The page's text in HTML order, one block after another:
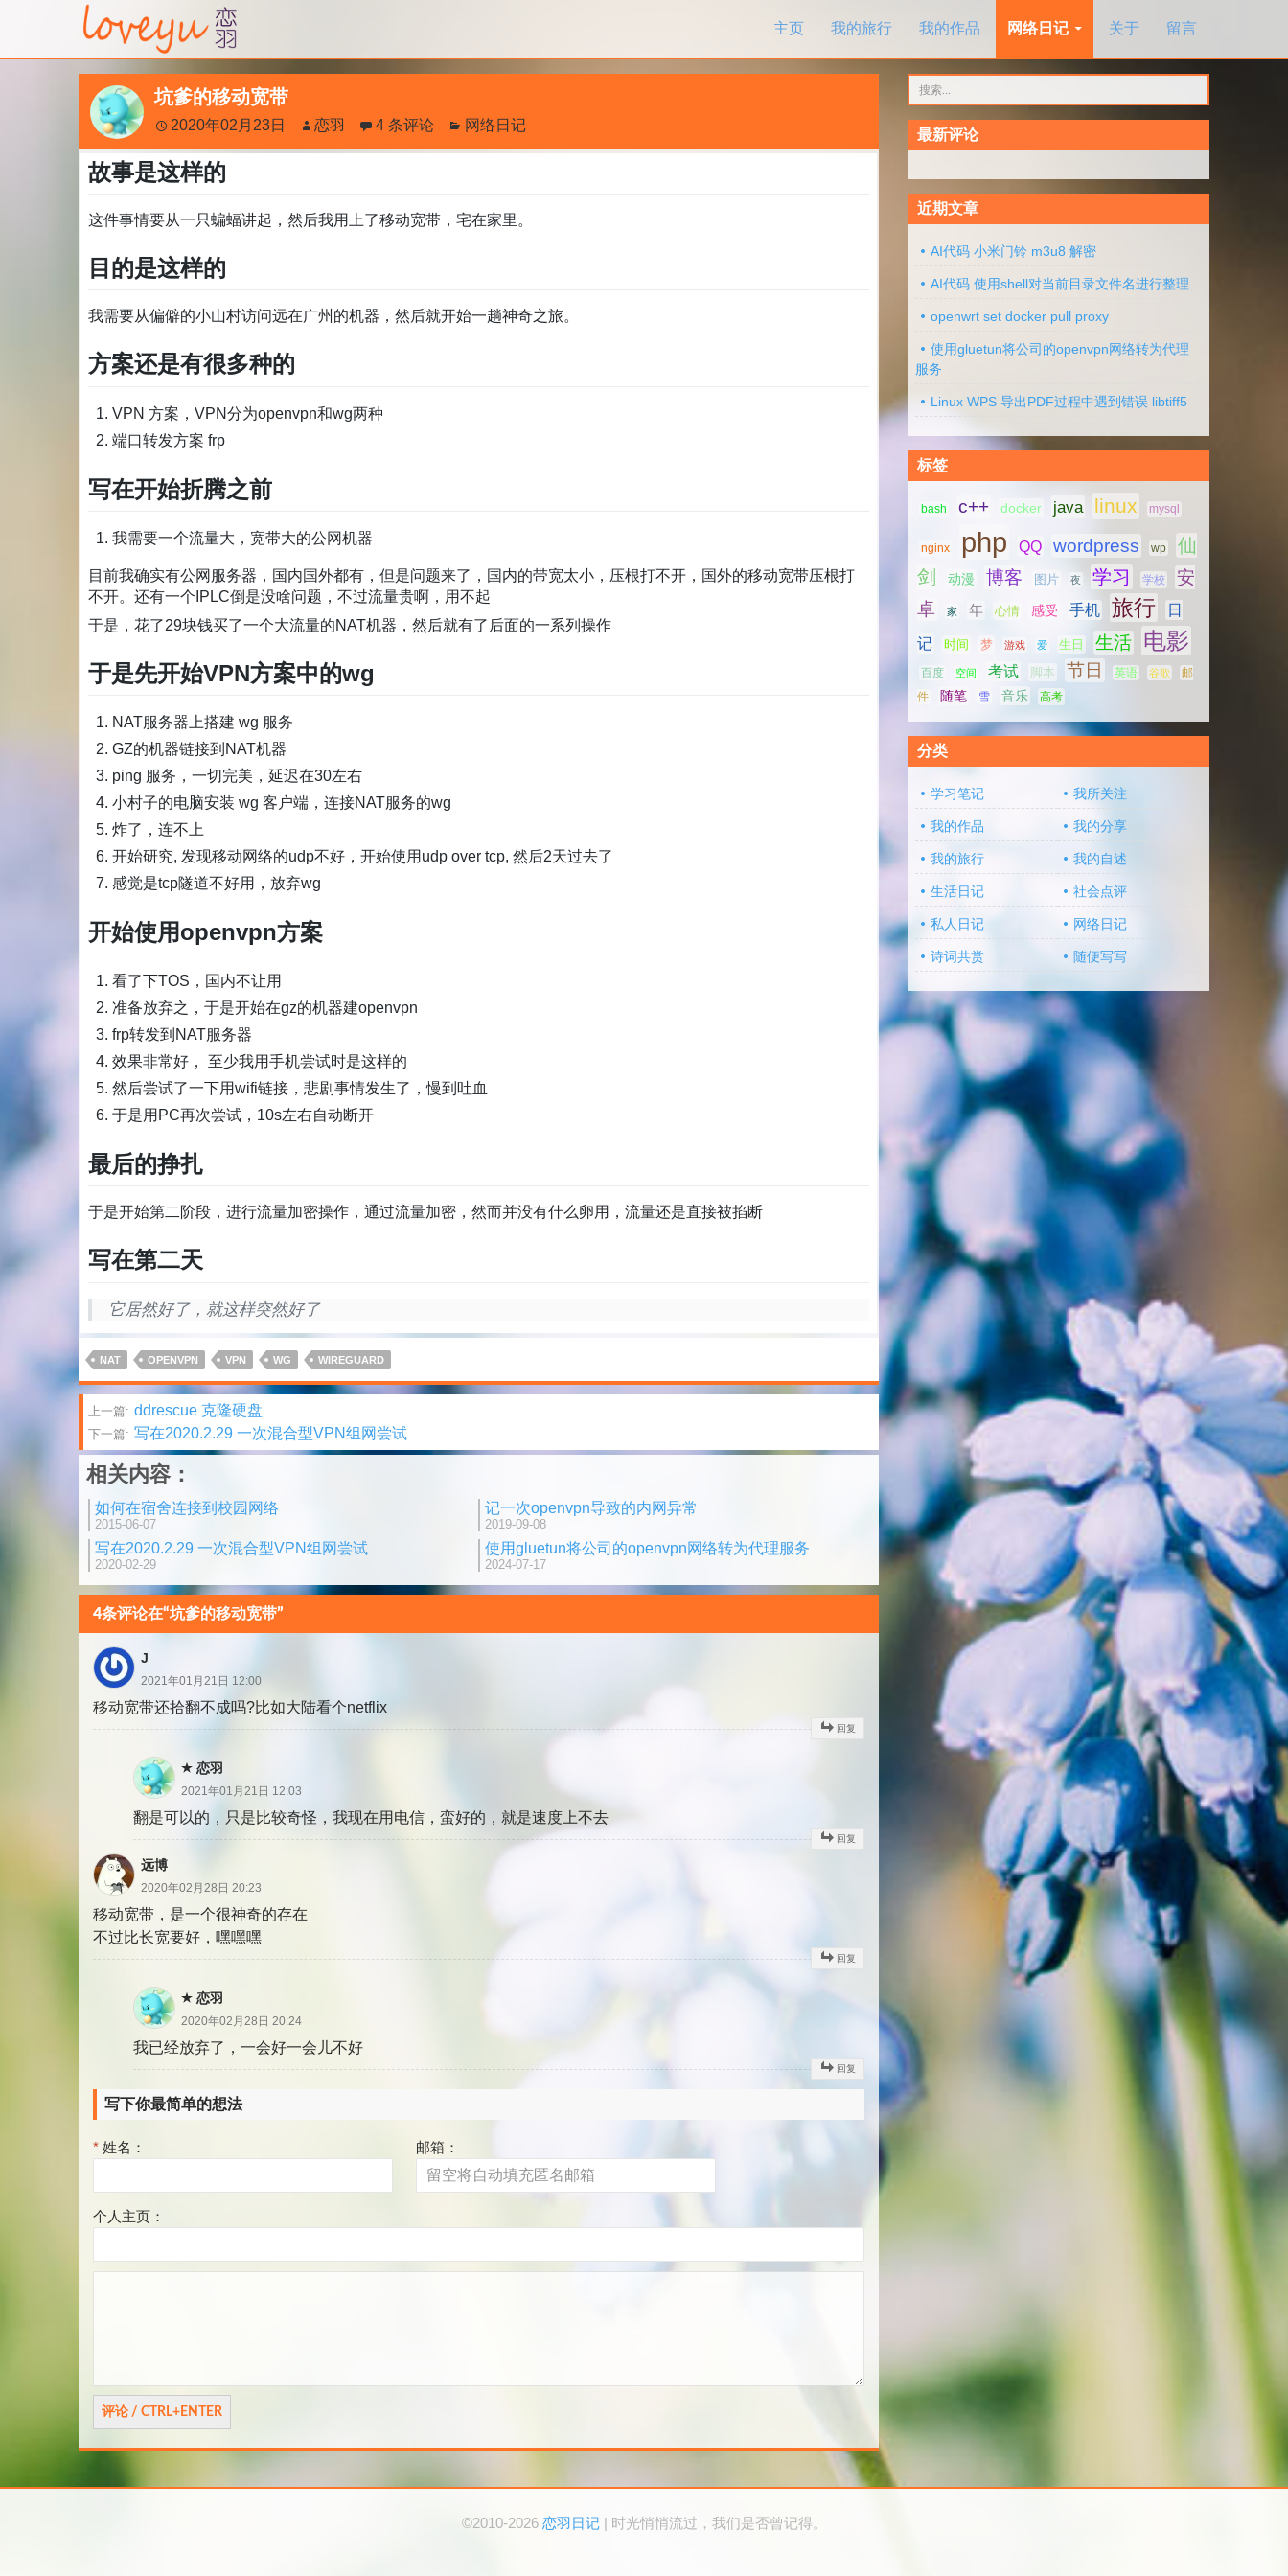
主页
我的旅行 我的作品 网络日记 关于 留言
坑爹的移动宽带
2020年02月23日 恋羽 4 条评论 网络日记
故事是这样的
这件事情要从一只蝙蝠讲起，然后我用上了移动宽带，宅在家里。
目的是这样的
我需要从偏僻的小山村访问远在广州的机器，然后就开始一趟神奇之旅。
方案还是有很多种的
VPN 方案，VPN分为openvpn和wg两种
端口转发方案 frp
写在开始折腾之前
我需要一个流量大，宽带大的公网机器
目前我确实有公网服务器，国内国外都有，但是问题来了，国内的带宽太小，压根打不开，国外的移动宽带压根打
不开。还有一个IPLC倒是没啥问题，不过流量贵啊，用不起
于是，花了29块钱买了一个大流量的NAT机器，然后就有了后面的一系列操作
于是先开始VPN方案中的wg
NAT服务器上搭建 wg 服务
GZ的机器链接到NAT机器
ping 服务，一切完美，延迟在30左右
小村子的电脑安装 wg 客户端，连接NAT服务的wg
炸了，连不上
开始研究, 发现移动网络的udp不好，开始使用udp over tcp, 然后2天过去了
感觉是tcp隧道不好用，放弃wg
开始使用openvpn方案
看了下TOS，国内不让用
准备放弃之，于是开始在gz的机器建openvpn
frp转发到NAT服务器
效果非常好， 至少我用手机尝试时是这样的
然后尝试了一下用wifi链接，悲剧事情发生了，慢到吐血
于是用PC再次尝试，10s左右自动断开
最后的挣扎
于是开始第二阶段，进行流量加密操作，通过流量加密，然而并没有什么卵用，流量还是直接被掐断
写在第二天
它居然好了，就这样突然好了
NAT OPENVPN VPN WG WIREGUARD
文
章
分
页
上一篇: ddrescue 克隆硬盘
下一篇: 写在2020.2.29 一次混合型VPN组网尝试
相关内容：
如何在宿舍连接到校园网络
2015-06-07
记一次openvpn导致的内网异常
2019-09-08
写在2020.2.29 一次混合型VPN组网尝试
2020-02-29
使用gluetun将公司的openvpn网络转为代理服务
2024-07-17
4条评论在“坑爹的移动宽带”
J
2021年01月21日 12:00
移动宽带还拾翻不成吗?比如大陆看个netflix
回复
恋羽
2021年01月21日 12:03
翻是可以的，只是比较奇怪，我现在用电信，蛮好的，就是速度上不去
回复
远博
2020年02月28日 20:23
移动宽带，是一个很神奇的存在
不过比长宽要好，嘿嘿嘿
回复
恋羽
2020年02月28日 20:24
我已经放弃了，一会好一会儿不好
回复
写下你最简单的想法
* 姓名： 邮箱：
个人主页：
索：
最新评论
近期文章
AI代码 小米门铃 m3u8 解密
AI代码 使用shell对当前目录文件名进行整理
openwrt set docker pull proxy
使用gluetun将公司的openvpn网络转为代理
服务
Linux WPS 导出PDF过程中遇到错误 libtiff5
标签
bash c++ docker java linux mysql
nginx php QQ wordpress wp
仙
剑
动漫 博客 图片 夜 学习 学校
安
卓
家 年 心情 感受 手机 旅行 日
记 时间 梦 游戏 爱 生日 生活 电影
百度 空间 考试 脚本 节日 英语 谷歌 邮
件 随笔 雪 音乐 高考
分类
学习笔记 我所关注
我的作品 我的分享
我的旅行 我的自述
生活日记 社会点评
私人日记 网络日记
诗词共赏 随便写写
©2010-2026 恋羽日记 | 时光悄悄流过，我们是否曾记得。